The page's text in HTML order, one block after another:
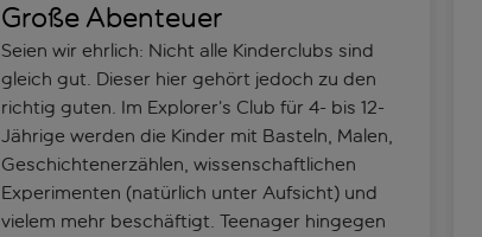
Große Abenteuer
Seien wir ehrlich: Nicht alle Kinderclubs sind
gleich gut. Dieser hier gehört jedoch zu den
richtig guten. Im Explorer’s Club für 4- bis 12-
Jährige werden die Kinder mit Basteln, Malen,
Geschichtenerzählen, wissenschaftlichen
Experimenten (natürlich unter Aufsicht) und
vielem mehr beschäftigt. Teenager hingegen